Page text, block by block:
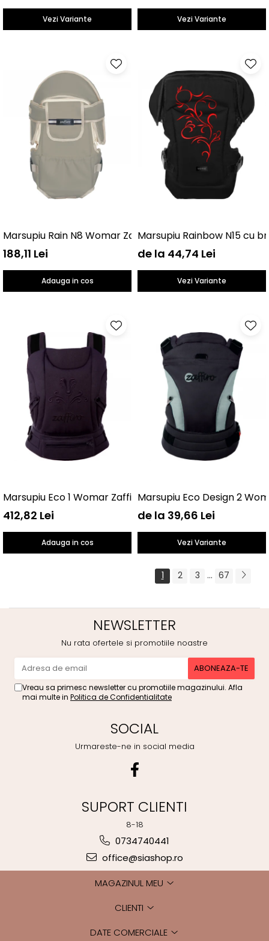
Vezi Variante Vezi Variante
Marsupiu Rain N8 Womar Zaffiro AN-NN-08
188,11 Lei
Adauga in cos
Marsupiu Rainbow N15 cu
de la 44,74 Lei
Vezi Variante
Marsupiu Eco 1 Womar Zaffiro AN-NE-01
412,82 Lei
Adauga in cos
Marsupiu Eco Design 2
de la 39,66 Lei
Vezi Variante
1 2 3 ... 67
NEWSLETTER
Nu rata ofertele si promotiile noastre
Vreau sa primesc newsletter cu promotiile magazinului. Afla
mai multe in Politica de Confidentialitate
SOCIAL
Urmareste-ne in social media
SUPORT CLIENTI
8-18
0734740441
office@siashop.ro
MAGAZINUL MEU
CLIENTI
DATE COMERCIALE